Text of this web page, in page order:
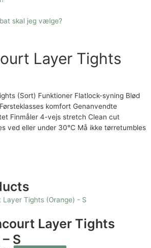
skal jeg vælge?
Layer Tights
(Sort) Funktioner Flatlock-syning Blød
komfort Genanvendte
Finmåler 4-vejs stretch Clean cut
ved eller under 30°C Må ikke tørretumbles
Layer Tights
S